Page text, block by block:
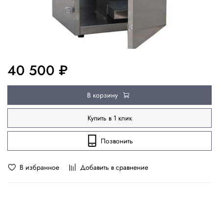
В избранное Добавить в сравнение
40 500 ₽
В корзину
Купить в 1 клик
Позвонить